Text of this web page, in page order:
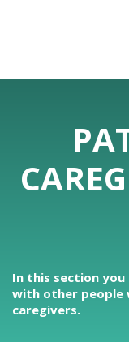
In this section
with other people
caregivers.